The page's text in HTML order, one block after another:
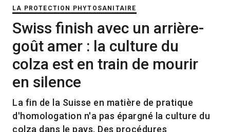
LA PROTECTION PHYTOSANITAIRE
Swiss finish avec un arrière-
goût amer : la culture du
colza est en train de mourir
en silence
La fin de la Suisse en matière de pratique
d'homologation n'a pas épargné la culture du
colza dans le pays. Des procédures